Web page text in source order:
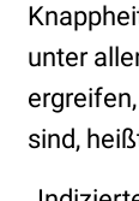
unter
sind,